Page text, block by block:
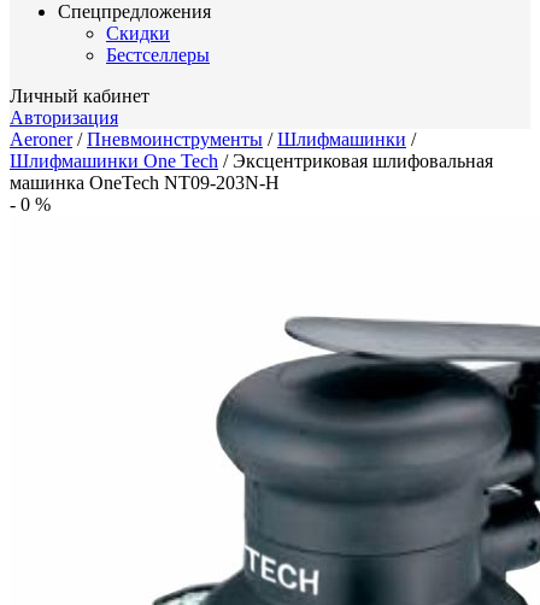
Спецпредложения
Скидки
Бестселлеры
Личный кабинет
Авторизация
Aeroner/Пневмоинструменты /Шлифмашинки /
Шлифмашинки One Tech /Эксцентриковая шлифовальная
машинка OneTech NT09-203N-H
- 0 %